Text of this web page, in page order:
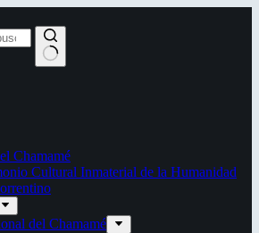
Chamamé
Cultural Inmaterial de la Humanidad
del Chamamé